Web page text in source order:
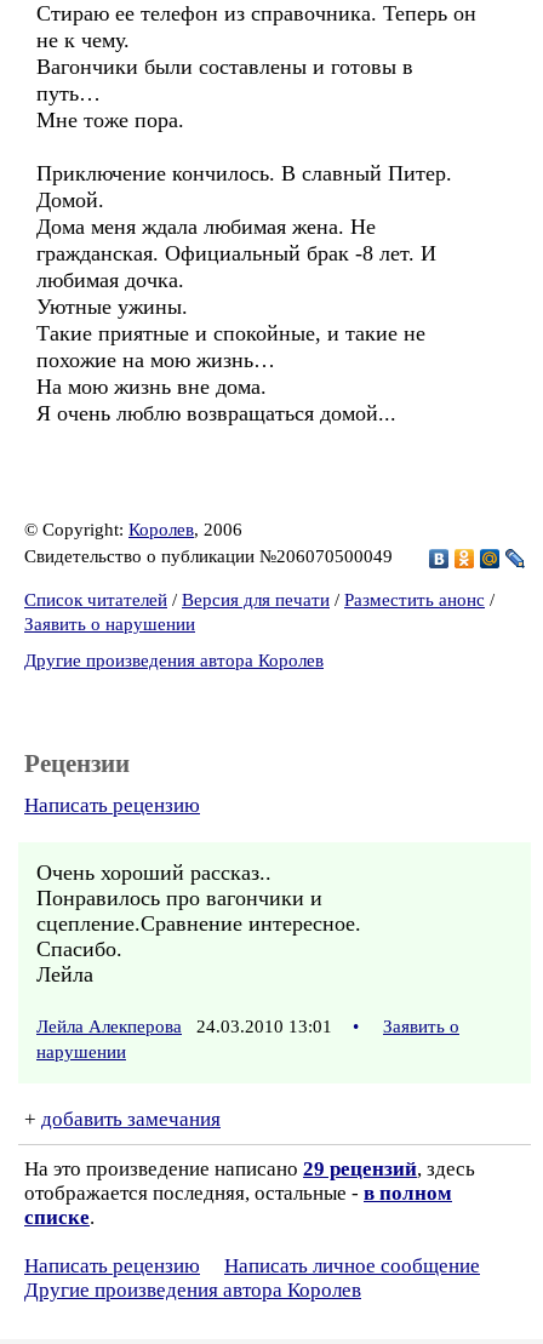
Стираю ее телефон из справочника. Теперь он
не к чему.
Вагончики были составлены и готовы в
путь…
Мне тоже пора.
Приключение кончилось. В славный Питер.
Домой.
Дома меня ждала любимая жена. Не
гражданская. Официальный брак -8 лет. И
любимая дочка.
Уютные ужины.
Такие приятные и спокойные, и такие не
похожие на мою жизнь…
На мою жизнь вне дома.
Я очень люблю возвращаться домой...
© Copyright: Королев, 2006
Свидетельство о публикации №206070500049
Список читателей / Версия для печати / Разместить анонс /
Заявить о нарушении
Другие произведения автора Королев
Рецензии
Написать рецензию
Очень хороший рассказ..
Понравилось про вагончики и
сцепление.Сравнение интересное.
Спасибо.
Лейла
Лейла Алекперова 24.03.2010 13:01 •
Заявить о
нарушении
+ добавить замечания
На это произведение написано 29 рецензий, здесь
отображается последняя, остальные - в полном
списке.
Написать рецензию
Написать личное сообщение
Другие произведения автора Королев